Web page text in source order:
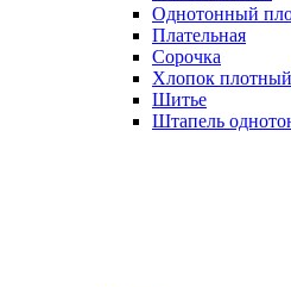
Однотонный
Плательная
Сорочка
Хлопок
Шитье
Штапель